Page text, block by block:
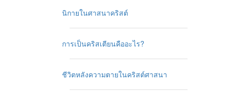
นิกายในศาสนาคริสต์
การเป็นคริสเตียนคืออะไร?
ชีวิตหลังความตายในคริสต์ศาสนา